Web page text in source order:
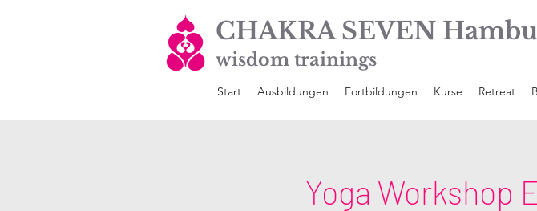
CHAKRA SEVEN
wisdom trainings
Start Ausbildungen Fortbildungen Kurse Retreat
Yoga Workshop